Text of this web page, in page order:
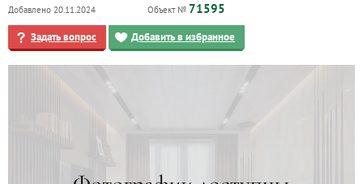
Добавлено 20.11.2024 Объект № 71595
Задать вопрос Добавить в избранное